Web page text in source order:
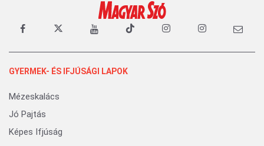
GYERMEK- ÉS IFJÚSÁGI LAPOK
Mézeskalács
Jó Pajtás
Képes Ifjúság